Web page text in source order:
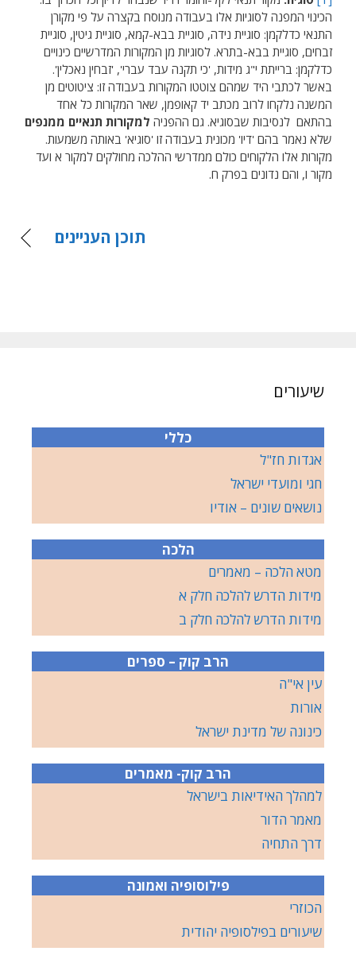
הכינוי המפנה לסוגיות אלו בעבודה מנוסח בקצרה על פי מקורן
התנאי כדלקמן: סוגיית נידה, סוגיית בבא-קמא, סוגיית גיטין, סוגיית
זבחים, סוגיית בבא-בתרא. לסוגיות מן המקורות המדרשיים כינויים
כדלקמן: ברייתת י"ג מידות, 'כי תקנה עבד עברי', 'זבחין נאכלין'.
באשר לכתבי היד שמהם צוטטו המקורות בעבודה זו: ציטוטים מן
המשנה נלקחו לרוב מכתב יד קאופמן, שאר המקורות כל אחד
בהתאם לנסיבות שבסוגיא. גם ההפניה למקורות תנאיים ממנפים
שלא נאמר בהם 'דיו' מכונית בעבודה זו 'סוגיא' באותה משמעות.
מקורות אלו הלקוחים כולם ממדרשי ההלכה מחולקים למקור א ועד
מקור ו, והם נדונים בפרק ח.
תוכן העניינים
שיעורים
כללי
אגדות חז"ל
חגי ומועדי ישראל
נושאים שונים – אודיו
הלכה
מטא הלכה – מאמרים
מידות הדרש להלכה חלק א
מידות הדרש להלכה חלק ב
הרב קוק – ספרים
עין אי"ה
אורות
כינונה של מדינת ישראל
הרב קוק- מאמרים
למהלך האידיאות בישראל
מאמר הדור
דרך התחיה
פילוסופיה ואמונה
הכוזרי
שיעורים בפילסופיה יהודית